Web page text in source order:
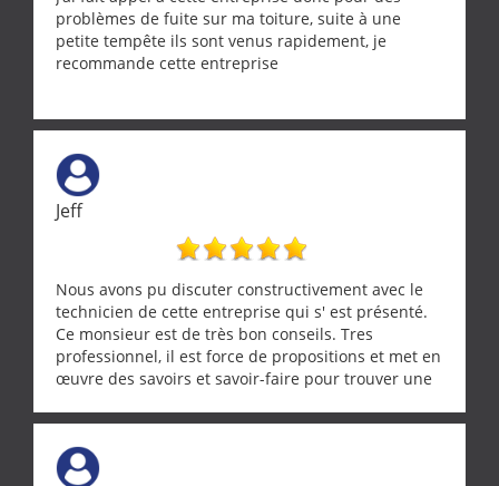
problèmes de fuite sur ma toiture, suite à une
petite tempête ils sont venus rapidement, je
recommande cette entreprise
Jeff
Nous avons pu discuter constructivement avec le
technicien de cette entreprise qui s' est présenté.
Ce monsieur est de très bon conseils. Tres
professionnel, il est force de propositions et met en
œuvre des savoirs et savoir-faire pour trouver une
demande de l écoute et de la considération, ce qui
ne se trouve que chez les pationnés de leur métier.
Merci a ce monsieur pour sa disponibilité